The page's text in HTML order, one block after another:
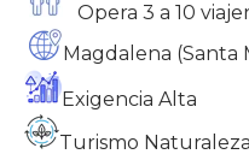
Opera 3 a 10
Magdalena (Santa
Exigencia Alta
Turismo Naturaleza